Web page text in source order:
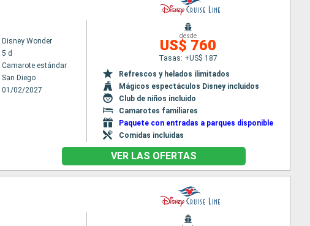
Disney Wonder
5 d
Camarote estándar
San Diego
01/02/2027
desde
US$ 760
Tasas: +US$ 187
Refrescos y helados ilimitados
Mágicos espectáculos Disney incluidos
Club de niños incluido
Camarotes familiares
Paquete con entradas a parques disponible
Comidas incluidas
VER LAS OFERTAS